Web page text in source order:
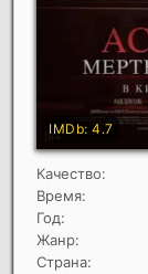
Качество:
Время:
Год:
Жанр:
Страна: